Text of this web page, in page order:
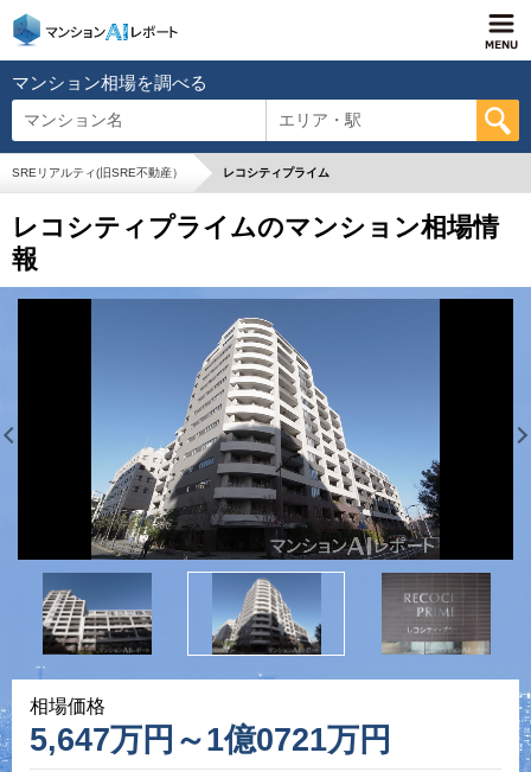
マンション相場を調べる
マンション名 エリア・駅
SREリアルティ(旧SRE不動産） レコシティプライム
レコシティプライムのマンション相場情
報
相場価格
5,647万円～1億0721万円